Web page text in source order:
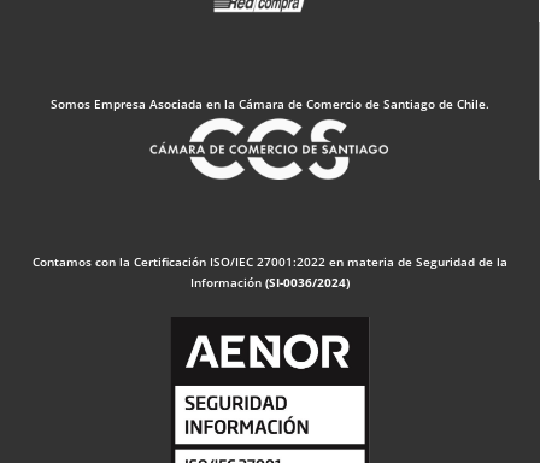
Somos Empresa Asociada en la Cámara de Comercio de Santiago de Chile.
Contamos con la Certificación ISO/IEC 27001:2022 en materia de Seguridad de la
Información (SI-0036/2024)